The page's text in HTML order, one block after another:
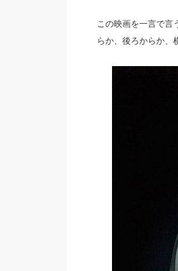
この映画を一言で言
らか、後ろからか、